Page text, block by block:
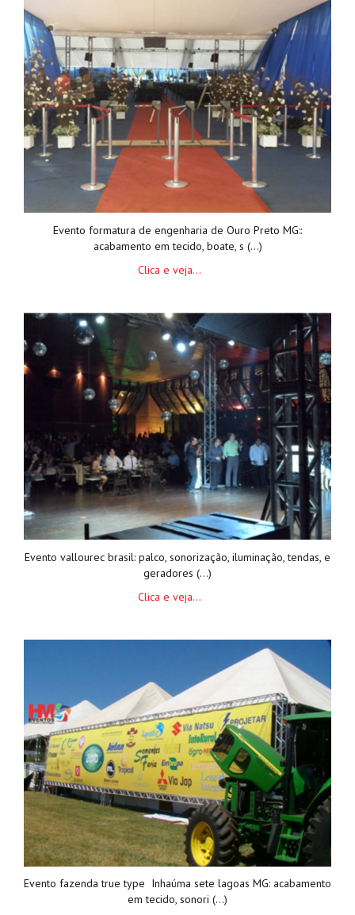
Evento formatura de engenharia de Ouro Preto MG::
acabamento em tecido, boate, s (...)
Clica e veja...
Evento vallourec brasil: palco, sonorização, iluminação, tendas, e
geradores (...)
Clica e veja...
Evento fazenda true type Inhaúma sete lagoas MG: acabamento
em tecido, sonori (...)